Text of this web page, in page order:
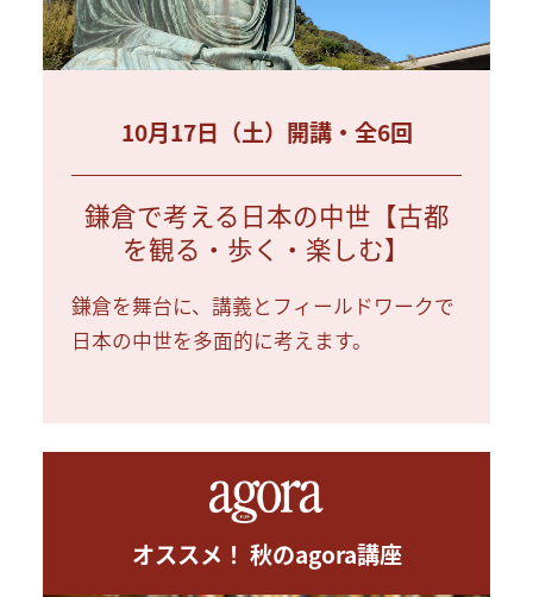
10月17日（土）開講・全6回
鎌倉で考える日本の中世【古都
を観る・歩く・楽しむ】
鎌倉を舞台に、講義とフィールドワークで
日本の中世を多面的に考えます。
オススメ！ 秋のagora講座